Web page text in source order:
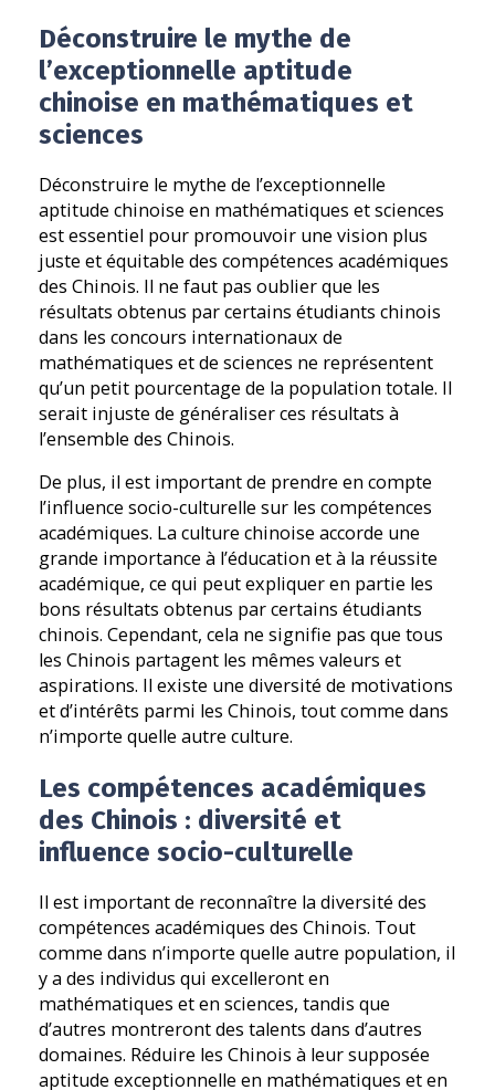
Déconstruire le mythe de
l’exceptionnelle aptitude
chinoise en mathématiques et
sciences
Déconstruire le mythe de l’exceptionnelle
aptitude chinoise en mathématiques et sciences
est essentiel pour promouvoir une vision plus
juste et équitable des compétences académiques
des Chinois. Il ne faut pas oublier que les
résultats obtenus par certains étudiants chinois
dans les concours internationaux de
mathématiques et de sciences ne représentent
qu’un petit pourcentage de la population totale. Il
serait injuste de généraliser ces résultats à
l’ensemble des Chinois.
De plus, il est important de prendre en compte
l’influence socio-culturelle sur les compétences
académiques. La culture chinoise accorde une
grande importance à l’éducation et à la réussite
académique, ce qui peut expliquer en partie les
bons résultats obtenus par certains étudiants
chinois. Cependant, cela ne signifie pas que tous
les Chinois partagent les mêmes valeurs et
aspirations. Il existe une diversité de motivations
et d’intérêts parmi les Chinois, tout comme dans
n’importe quelle autre culture.
Les compétences académiques
des Chinois : diversité et
influence socio-culturelle
Il est important de reconnaître la diversité des
compétences académiques des Chinois. Tout
comme dans n’importe quelle autre population, il
y a des individus qui excelleront en
mathématiques et en sciences, tandis que
d’autres montreront des talents dans d’autres
domaines. Réduire les Chinois à leur supposée
aptitude exceptionnelle en mathématiques et en